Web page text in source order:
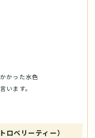
かった水色
います。
ベリーティー）